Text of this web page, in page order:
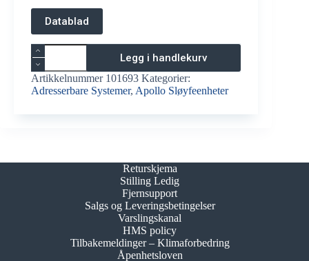
Datablad
Apollo
XP95
Sokkelsummer
med
isolator
Legg i handlekurv
Artikkelnummer 101693 Kategorier:
Adresserbare Systemer, Apollo Sløyfeenheter
Returskjema
Stilling Ledig
Fjernsupport
Salgs og Leveringsbetingelser
Varslingskanal
HMS policy
Tilbakemeldinger – Klimaforbedring
Åpenhetsloven